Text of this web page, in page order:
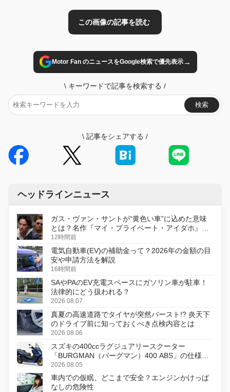
Motor Fan のニュースをGoogle検索で優先表示→
\ キーワードで記事を検索する /
検索
\ 記事をシェアする /
ヘッドラインニュース
ガス・ヴァン・サントが“黄色い車”に込めた意味
とは？名作『マイ・プライベート・アイダホ』が
初のデジタルリマスター版で復活
12時間前
電気自動車(EV)の補助金って？2026年の金額の目
安や申請方法を解説
16時間前
SAやPAのEV充電スペースにガソリン車が駐車！
法律的にどう扱われる？
2026.08.07
真夏の高速道路でタイヤが突然バースト!? 炎天下
のドライブ前に知っておくべき点検内容とは
2026.08.06
スズキの400ccラグジュアリースクーター
「BURGMAN（バーグマン）400 ABS」の仕様を
変更し、8月18日に発売
2026.08.05
車内での仮眠、どこまで安全？エンジンかけっぱ
なしの危険性